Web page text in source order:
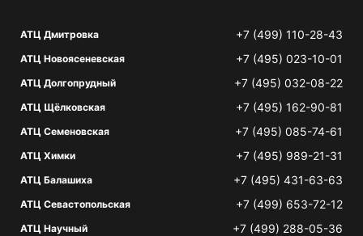
АТЦ Дмитровка +7 (499) 110-28-43
АТЦ Новоясеневская +7 (495) 023-10-01
АТЦ Долгопрудный +7 (495) 032-08-22
АТЦ Щёлковская +7 (495) 162-90-81
АТЦ Семеновская +7 (495) 085-74-61
АТЦ Химки +7 (495) 989-21-31
АТЦ Балашиха +7 (495) 431-63-63
АТЦ Севастопольская +7 (499) 653-72-12
АТЦ Научный +7 (499) 288-05-36